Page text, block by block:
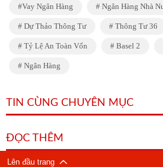
Vay Ngân Hàng Ngân Hàng Nhà
Dự Thảo Thông Tư Thông Tư 36
Tỷ Lệ An Toàn Vốn Basel 2
Ngân Hàng
TIN CÙNG CHUYÊN MỤC
ĐỌC THÊM
Lên đầu trang